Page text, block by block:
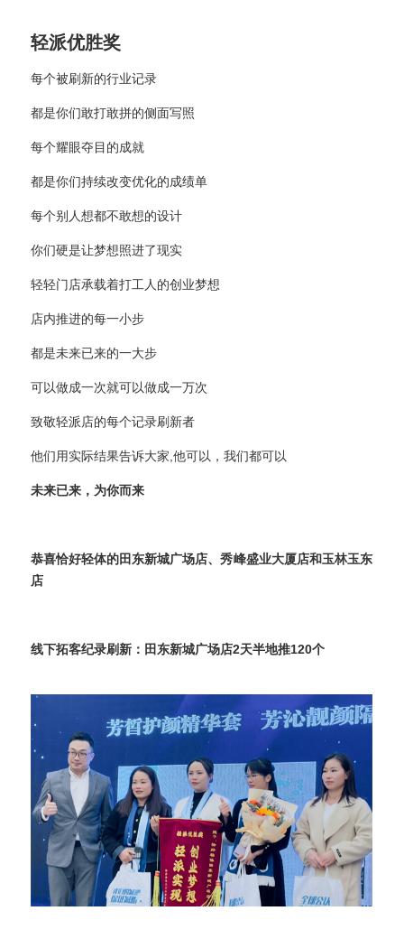
轻派优胜奖
每个被刷新的行业记录
都是你们敢打敢拼的侧面写照
每个耀眼夺目的成就
都是你们持续改变优化的成绩单
每个别人想都不敢想的设计
你们硬是让梦想照进了现实
轻轻门店承载着打工人的创业梦想
店内推进的每一小步
都是未来已来的一大步
可以做成一次就可以做成一万次
致敬轻派店的每个记录刷新者
他们用实际结果告诉大家,他可以，我们都可以
未来已来，为你而来
恭喜恰好轻体的田东新城广场店、秀峰盛业大厦店和玉林玉东
店
线下拓客纪录刷新：田东新城广场店2天半地推120个